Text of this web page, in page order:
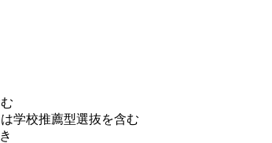
学校推薦型選抜を含む